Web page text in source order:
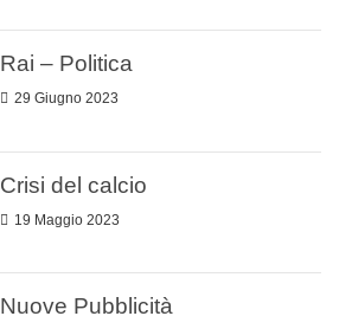
Rai – Politica
29 Giugno 2023
Crisi del calcio
19 Maggio 2023
Nuove Pubblicità